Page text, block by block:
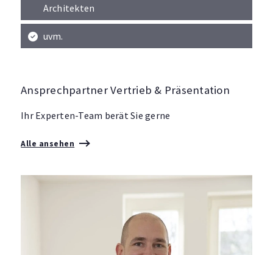
Architekten
uvm.
Ansprechpartner Vertrieb & Präsentation
Ihr Experten-Team berät Sie gerne
Alle ansehen